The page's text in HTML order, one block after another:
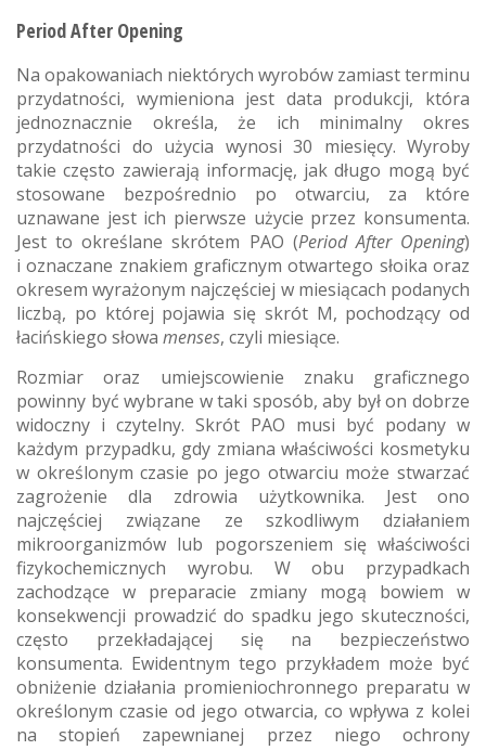
Period After Opening
Na opakowaniach niektórych wyrobów zamiast terminu
przydatności, wymieniona jest data produkcji, która
jednoznacznie określa, że ich minimalny okres
przydatności do użycia wynosi 30 miesięcy. Wyroby
takie często zawierają informację, jak długo mogą być
stosowane bezpośrednio po otwarciu, za które
uznawane jest ich pierwsze użycie przez konsumenta.
Jest to określane skrótem PAO (Period After Opening)
i oznaczane znakiem graficznym otwartego słoika oraz
okresem wyrażonym najczęściej w miesiącach podanych
liczbą, po której pojawia się skrót M, pochodzący od
łacińskiego słowa menses, czyli miesiące.
Rozmiar oraz umiejscowienie znaku graficznego
powinny być wybrane w taki sposób, aby był on dobrze
widoczny i czytelny. Skrót PAO musi być podany w
każdym przypadku, gdy zmiana właściwości kosmetyku
w określonym czasie po jego otwarciu może stwarzać
zagrożenie dla zdrowia użytkownika. Jest ono
najczęściej związane ze szkodliwym działaniem
mikroorganizmów lub pogorszeniem się właściwości
fizykochemicznych wyrobu. W obu przypadkach
zachodzące w preparacie zmiany mogą bowiem w
konsekwencji prowadzić do spadku jego skuteczności,
często przekładającej się na bezpieczeństwo
konsumenta. Ewidentnym tego przykładem może być
obniżenie działania promieniochronnego preparatu w
określonym czasie od jego otwarcia, co wpływa z kolei
na stopień zapewnianej przez niego ochrony